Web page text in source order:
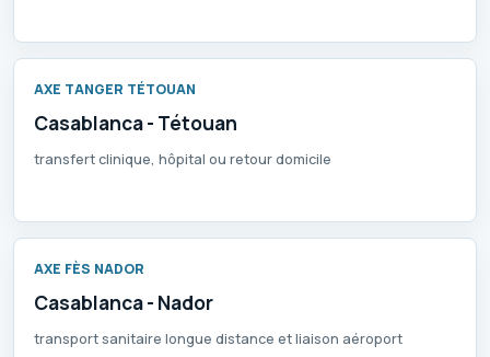
AXE TANGER TÉTOUAN
Casablanca - Tétouan
transfert clinique, hôpital ou retour domicile
AXE FÈS NADOR
Casablanca - Nador
transport sanitaire longue distance et liaison aéroport